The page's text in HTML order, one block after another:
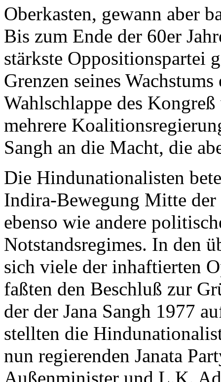
Oberkasten, gewann aber
Bis zum Ende der 60er
stärkste Oppositionspartei
Grenzen seines
Wahlschlappe des
mehrere
Sangh an die Macht, die
Die Hindunationalisten
Indira-Bewegung Mitte der
ebenso wie andere
Notstandsregimes. In den
sich viele der inhaftierten
faßten den Beschluß zur
der der Jana Sangh 1977
stellten die
nun regierenden Janata